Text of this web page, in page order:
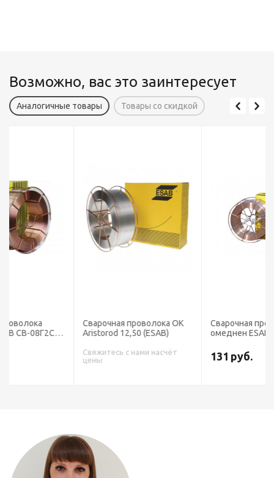
Возможно, вас это заинтересует
Аналогичные товары Товары со скидкой
Сварочная проволока OK
Aristorod 12,50 (ESAB)
Свяжитесь с нами насчёт
Сварочная проволока
омеднен ESAB СВ-08Г2С
кг)
131руб.